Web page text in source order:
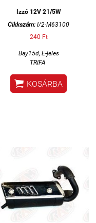
Izzó 12V 21/5W
Cikkszám: I/2-M63100
240 Ft
Bay15d, E-jeles
TRIFA
 KOSÁRBA